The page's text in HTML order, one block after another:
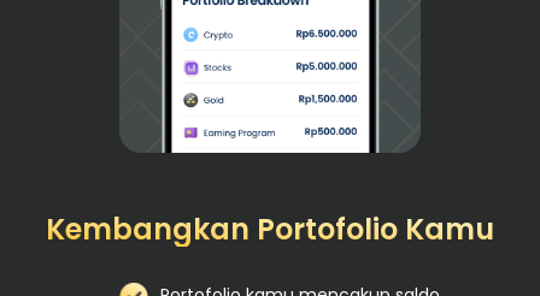
Kembangkan Portofolio Kamu